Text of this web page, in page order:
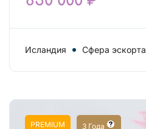
Исландия Сфера эскорта
PREMIUM 3 Года